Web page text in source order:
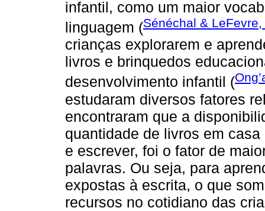
infantil, como um maior
linguagem (Sénéchal &
crianças explorarem e
livros e brinquedos
desenvolvimento infantil (
estudaram diversos fatores
encontraram que a
quantidade de livros em
e escrever, foi o fator de
palavras. Ou seja, para
expostas à escrita, o que
recursos no cotidiano das